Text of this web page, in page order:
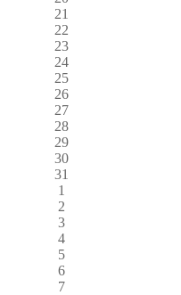
21
22
23
24
25
26
27
28
29
30
31
1
2
3
4
5
6
7